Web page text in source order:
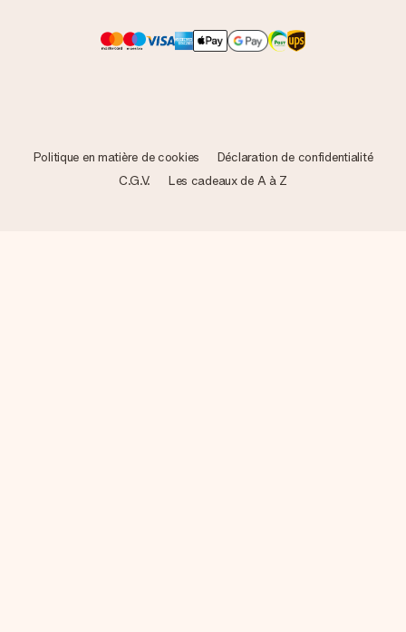
Politique en matière de cookies
Déclaration de confidentialité
C.G.V.
Les cadeaux de A à Z